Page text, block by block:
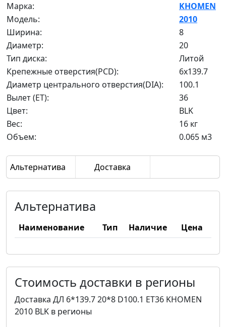
Марка:
KHOMEN
Модель:
2010
Ширина:
8
Диаметр:
20
Тип диска:
Литой
Крепежные отверстия(PCD):
6x139.7
Диаметр центрального отверстия(DIA):
100.1
Вылет (ET):
36
Цвет:
BLK
Вес:
16 кг
Объем:
0.065 м3
Альтернатива Доставка
Альтернатива
Наименование Тип Наличие Цена
Стоимость доставки в регионы
Доставка ДЛ 6*139.7 20*8 D100.1 ET36 KHOMEN
2010 BLK в регионы